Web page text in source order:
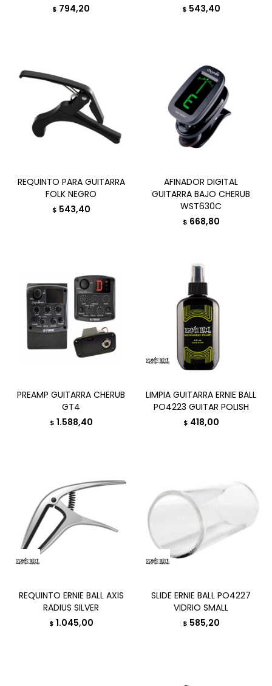
$ 794,20 $ 543,40
REQUINTO PARA GUITARRA
FOLK NEGRO
$ 543,40
AFINADOR DIGITAL
GUITARRA BAJO CHERUB
WST630C
$ 668,80
PREAMP GUITARRA CHERUB
GT4
$ 1.588,40
LIMPIA GUITARRA ERNIE BALL
PO4223 GUITAR POLISH
$ 418,00
REQUINTO ERNIE BALL AXIS
RADIUS SILVER
$ 1.045,00
SLIDE ERNIE BALL PO4227
VIDRIO SMALL
$ 585,20